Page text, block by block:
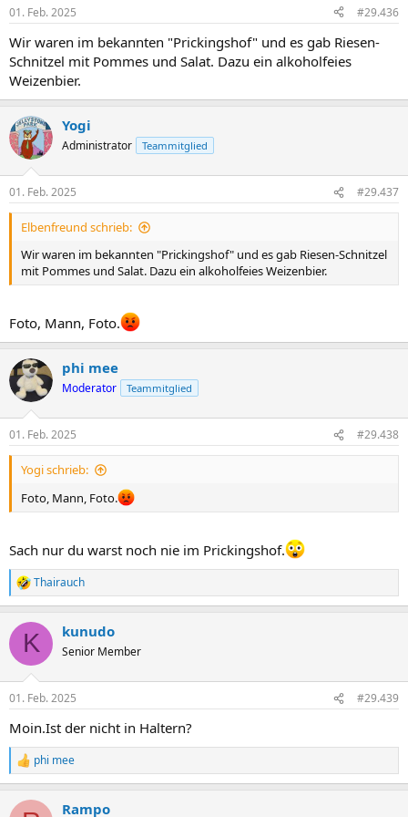
01. Feb. 2025 #29.436
Wir waren im bekannten "Prickingshof" und es gab Riesen-
Schnitzel mit Pommes und Salat. Dazu ein alkoholfeies
Weizenbier.
Yogi
Administrator Teammitglied
01. Feb. 2025 #29.437
Elbenfreund schrieb:
Wir waren im bekannten "Prickingshof" und es gab Riesen-Schnitzel
mit Pommes und Salat. Dazu ein alkoholfeies Weizenbier.
Foto, Mann, Foto.
phi mee
Moderator Teammitglied
01. Feb. 2025 #29.438
Yogi schrieb:
Foto, Mann, Foto.
Sach nur du warst noch nie im Prickingshof.
R
e
k
i
e
:
Thairauch
K kunudo
Senior Member
01. Feb. 2025 #29.439
Moin.Ist der nicht in Haltern?
R
e
k
phi mee
Rampo